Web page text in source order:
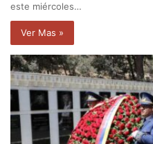
este miércoles…
Ver Mas »